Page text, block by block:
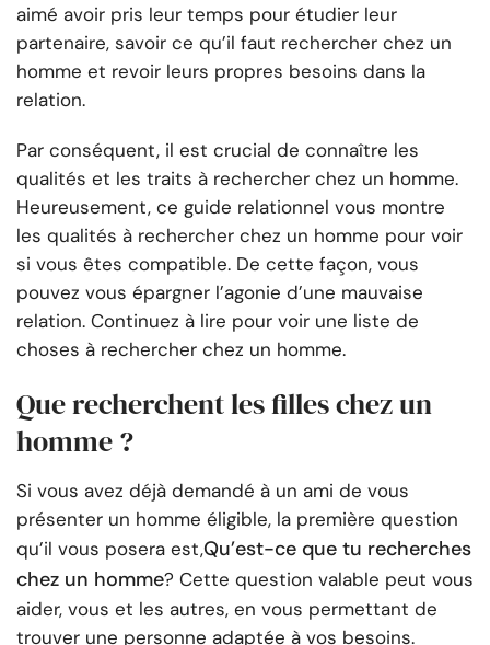
aimé avoir pris leur temps pour étudier leur
partenaire, savoir ce qu’il faut rechercher chez un
homme et revoir leurs propres besoins dans la
relation.
Par conséquent, il est crucial de connaître les
qualités et les traits à rechercher chez un homme.
Heureusement, ce guide relationnel vous montre
les qualités à rechercher chez un homme pour voir
si vous êtes compatible. De cette façon, vous
pouvez vous épargner l’agonie d’une mauvaise
relation. Continuez à lire pour voir une liste de
choses à rechercher chez un homme.
Que recherchent les filles chez un
homme ?
Si vous avez déjà demandé à un ami de vous
présenter un homme éligible, la première question
qu’il vous posera est,Qu’est-ce que tu recherches
chez un homme? Cette question valable peut vous
aider, vous et les autres, en vous permettant de
trouver une personne adaptée à vos besoins.